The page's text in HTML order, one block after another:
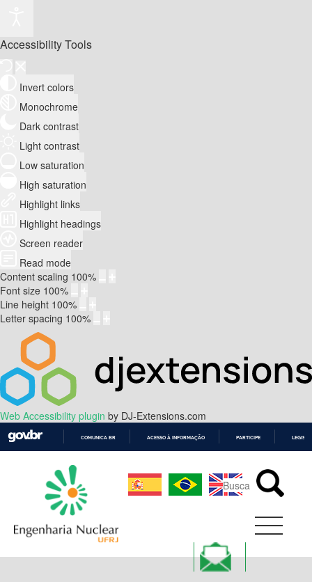
Accessibility Tools
Invert colors
Monochrome
Dark contrast
Light contrast
Low saturation
High saturation
Highlight links
Highlight headings
Screen reader
Read mode
Content scaling 100%
Font size 100%
Line height 100%
Letter spacing 100%
Web Accessibility plugin by DJ-Extensions.com
CONTEÚDO
COMUNICA BR ACESSO À INFORMAÇÃO PARTICIPE